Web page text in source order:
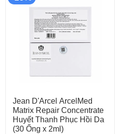
Jean D'Arcel ArcelMed
Matrix Repair Concentrate
Huyết Thanh Phục Hồi Da
(30 Ống x 2ml)